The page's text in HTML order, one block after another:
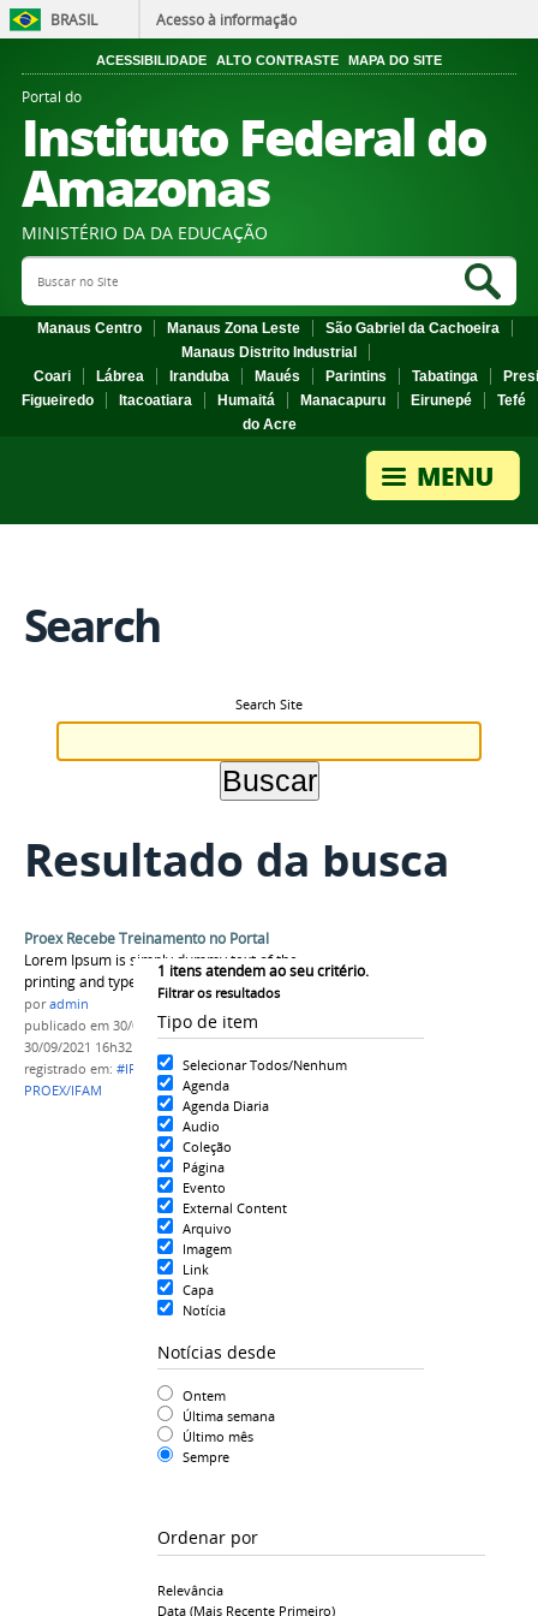
BRASIL Acesso à informação
ACESSIBILIDADE ALTO CONTRASTE MAPA DO SITE
Portal do
Instituto Federal do
Amazonas
MINISTÉRIO DA DA EDUCAÇÃO
Search Site
Manaus Centro Manaus Zona Leste
São Gabriel da Cachoeira
Manaus Distrito Industrial
Coari
Lábrea Iranduba Maués Parintins Tabatinga
Figueiredo
Itacoatiara Humaitá Manacapuru Eirunepé
Tefé
do Acre
Search
Search Site
Resultado da busca
1 itens atendem ao seu critério.
Filtrar os resultados
Tipo de item
Selecionar Todos/Nenhum
Agenda
Agenda Diaria
Audio
Coleção
Página
Evento
External Content
Arquivo
Imagem
Link
Capa
Notícia
Notícias desde
Ontem
Última semana
Último mês
Sempre
Ordenar por
Relevância
Data (mais Recente Primeiro)
Proex Recebe Treinamento no Portal
Lorem Ipsum is simply dummy text of the
printing and typesetting industry....
poradmin
publicado em 30/09/2021—última modificação
30/09/2021 16h32
registrado em: #IFAM ,VIAGEM,Edital 02/2018 –
PROEX/IFAM